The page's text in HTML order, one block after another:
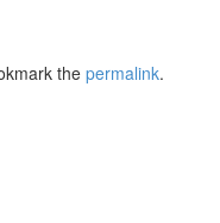
the permalink.